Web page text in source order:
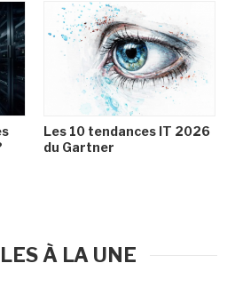
Les 10 tendances IT 2026
du Gartner
À LA UNE